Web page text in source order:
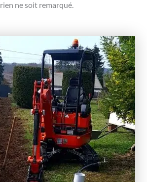
rien ne soit remarqué.